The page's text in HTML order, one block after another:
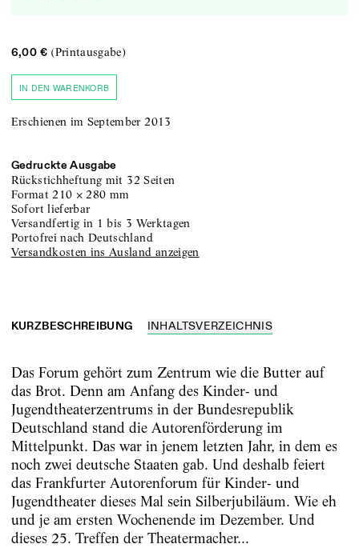
6,00 €(Printausgabe)
IN DEN WARENKORB
Erschienen im September 2013
Gedruckte Ausgabe
Rückstichheftung mit 32 Seiten
Format210 ×280 mm
sofort lieferbar
versandfertig in 1 bis 3 Werktagen
portofrei nach Deutschland
Versandkosten ins Ausland anzeigen
KURZBESCHREIBUNG INHALTSVERZEICHNIS
Das Forum gehört zum Zentrum wie die Butter auf
das Brot. Denn am Anfang des Kinder- und
Jugendtheaterzentrums in der Bundesrepublik
Deutschland stand die Autorenförderung im
Mittelpunkt. Das war in jenem letzten Jahr, in dem es
noch zwei deutsche Staaten gab. Und deshalb feiert
das Frankfurter Autorenforum für Kinder- und
Jugendtheater dieses Mal sein Silberjubiläum. Wie eh
und je am ersten Wochenende im Dezember. Und
dieses 25. Treffen der Theatermacher...